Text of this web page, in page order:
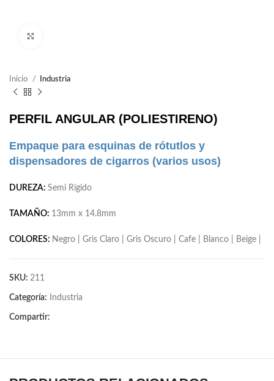
Inicio Industria
PERFIL ANGULAR (POLIESTIRENO)
Empaque para esquinas de rótutlos y
dispensadores de cigarros (varios usos)
DUREZA: Semi Rígido
TAMAÑO: 13mm x 14.8mm
COLORES: Negro | Gris Claro | Gris Oscuro | Cafe | Blanco | Beige |
SKU: 211
Categoría: Industria
Compartir: